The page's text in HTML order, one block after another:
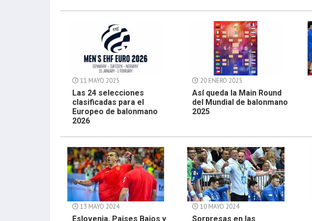
11 MAYO 2025
Las 24 selecciones
clasificadas para el
Europeo de balonmano
2026
20 ENERO 2025
Así queda la Main Round
del Mundial de balonmano
2025
13 MAYO 2024
Eslovenia, Paises Bajos y
10 MAYO 2024
Sorpresas en las